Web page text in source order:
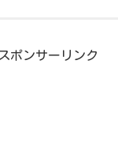
スポンサーリンク